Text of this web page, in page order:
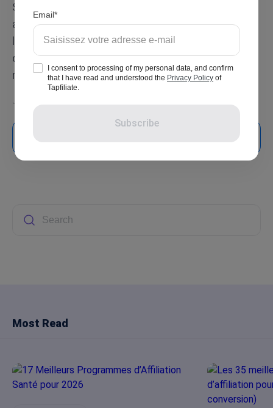
SaaS matures, ce guide compare les meilleures
alternatives à TrackDesk en fonction des prix, de
l’évolutivité, des intégrations et du type
d’entreprise pour lequel chaque plateforme est la
mieux adaptée.
Juil 16, 2026
Most Read
Email
I consent to processing of my personal data, and confirm
that I have read and understood the Privacy Policy of
Tapfiliate.
Subscribe